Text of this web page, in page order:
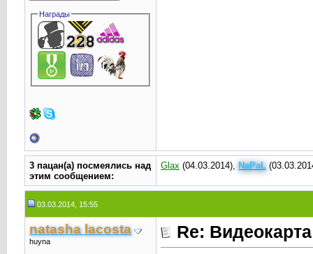
Награды
3 пацан(а) посмеялись над
этим сообщением:
Glax(04.03.2014), NaPaL
03.03.2014, 15:55
natasha lacosta
huyna Re: Видеокарта